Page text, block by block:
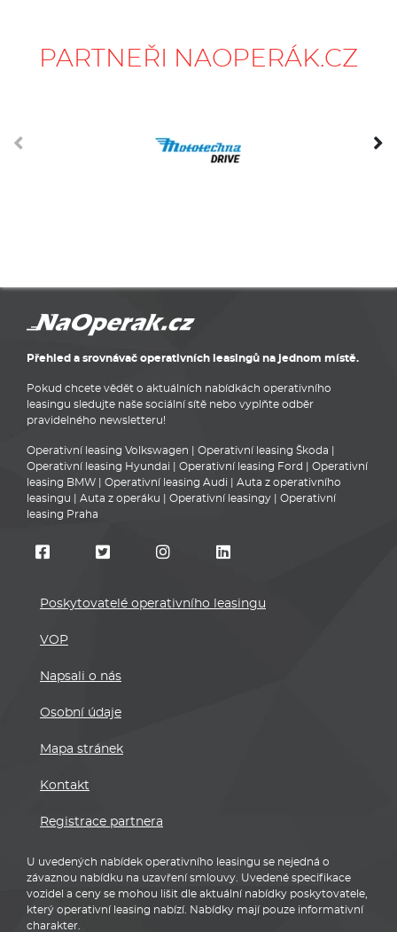
PARTNEŘI NAOPERÁK.CZ
Přehled a srovnávač operativních leasingů na jednom místě.
Pokud chcete vědět o aktuálních nabídkách operativního
leasingu sledujte naše sociální sítě nebo vyplňte odběr
pravidelného newsletteru!
Operativní leasing Volkswagen Operativní leasing Škoda
Operativní leasing Hyundai
Operativní leasing Ford
Operativní
leasing BMW
Operativní leasing Audi
Auta z operativního
leasingu
Auta z operáku Operativní leasingy
Operativní
leasing Praha
Poskytovatelé operativního leasingu
VOP
Napsali o nás
Osobní údaje
Mapa stránek
Kontakt
Registrace partnera
U uvedených nabídek operativního leasingu se nejedná o
závaznou nabídku na uzavření smlouvy. Uvedené specifikace
vozidel a ceny se mohou lišit dle aktuální nabídky poskytovatele,
který operativní leasing nabízí. Nabídky mají pouze informativní
charakter.